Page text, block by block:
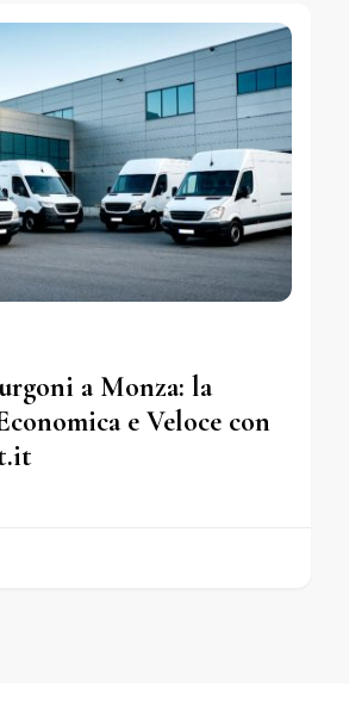
a Monza: la
e Veloce con